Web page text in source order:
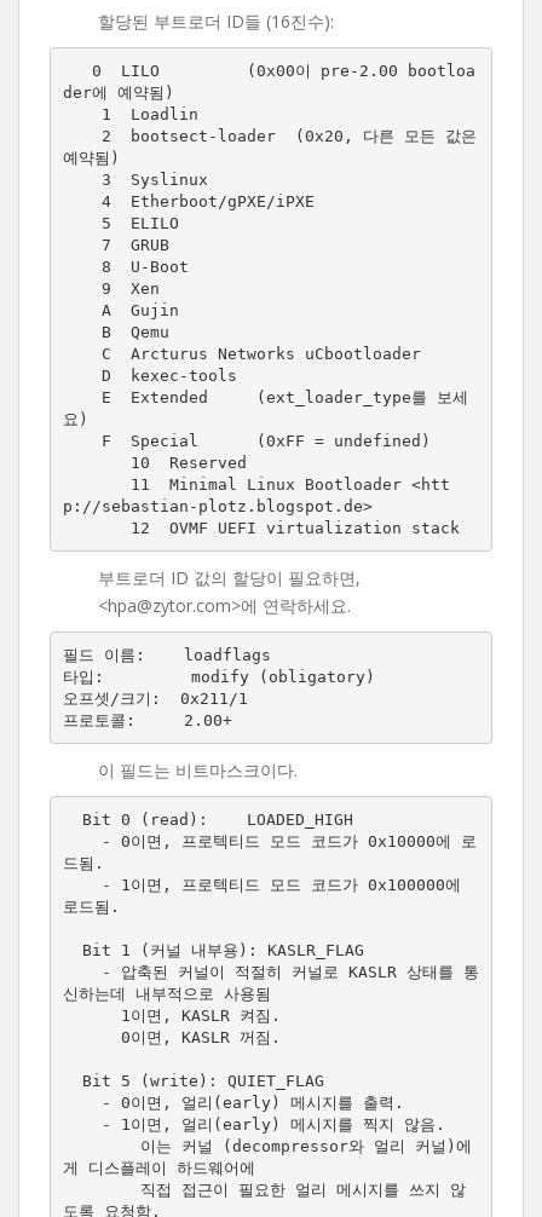
할당된 부트로더 ID들 (16진수):
der에 예약됨)
예약됨)
요)
p://sebastian-plotz.blogspot.de>
       12  OVMF UEFI virtualization stack
부트로더 ID 값의 할당이 필요하면,
<hpa@zytor.com>에 연락하세요.
필드 이름:    loadflags
타입:         modify (obligatory)
오프셋/크기:  0x211/1
프로토콜:     2.00+
이 필드는 비트마스크이다.
드됨.
로드됨.
신하는데 내부적으로 사용됨
게 디스플레이 하드웨어에
도록 요청함.